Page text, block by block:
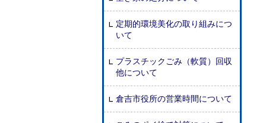
定期的環境美化の取り組みにつ
いて
プラスチックごみ（軟質）回収
他について
倉吉市役所の営業時間について